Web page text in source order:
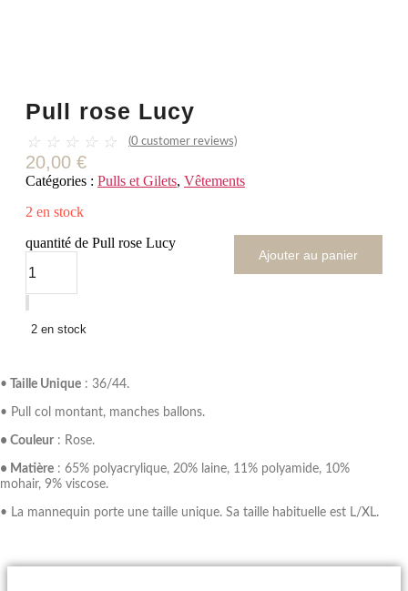
Pull rose Lucy
☆ ☆ ☆ ☆ ☆ (0 customer reviews)
20,00 €
Catégories : Pulls et Gilets, Vêtements
2 en stock
quantité de Pull rose Lucy
Ajouter au panier
2 en stock
• Taille Unique : 36/44.
• Pull col montant, manches ballons.
• Couleur : Rose.
• Matière : 65% polyacrylique, 20% laine, 11% polyamide, 10%
mohair, 9% viscose.
• La mannequin porte une taille unique. Sa taille habituelle est L/XL.